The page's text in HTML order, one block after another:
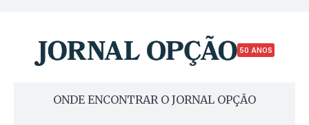
50 ANOS
ONDE ENCONTRAR O JORNAL OPÇÃO